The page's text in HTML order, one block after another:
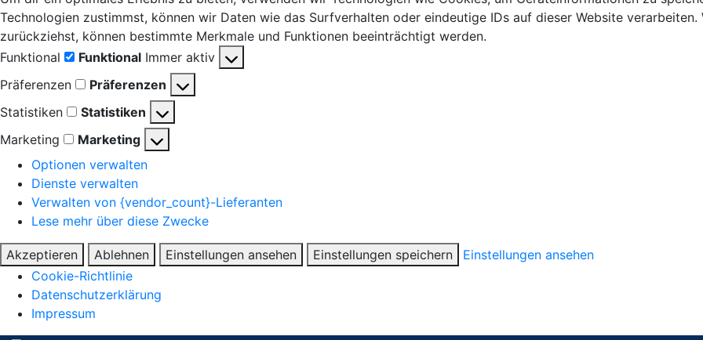
Technologien zustimmst, können wir Daten wie das Surfverhalten oder eindeutige IDs auf dieser Website
zurückziehst, können bestimmte Merkmale und Funktionen beeinträchtigt werden.
Funktional
Funktional Immer aktiv
Präferenzen
Präferenzen
Statistiken
Statistiken
Marketing
Marketing
Optionen verwalten
Dienste verwalten
Verwalten von {vendor_count}-Lieferanten
Lese mehr über diese Zwecke
Akzeptieren Ablehnen Einstellungen ansehen Einstellungen speichern
Einstellungen ansehen
Cookie-Richtlinie
Datenschutzerklärung
Impressum